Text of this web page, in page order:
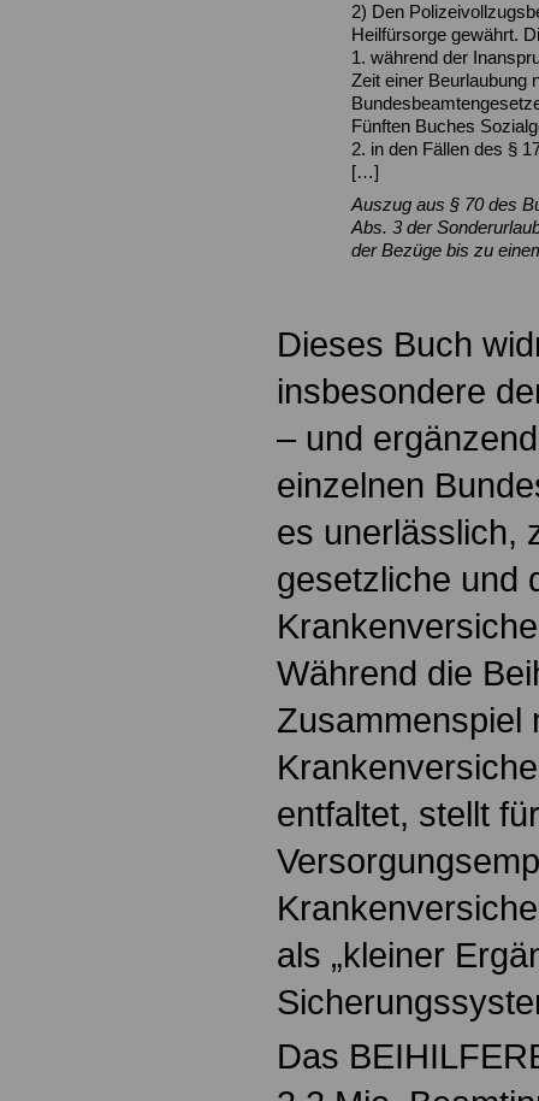
2) Den
Heilfürsorge gewährt.
1. während der
Zeit einer Beurlaubung
Fünften Buches
2. in den Fällen des §
[…]
Auszug aus § 70 des
Abs. 3 der
der Bezüge bis zu
Dieses Buch
insbesondere
– und
einzelnen
es unerlässlich,
gesetzliche und
Während die
Zusammenspiel
entfaltet, stellt
als „kleiner
Das